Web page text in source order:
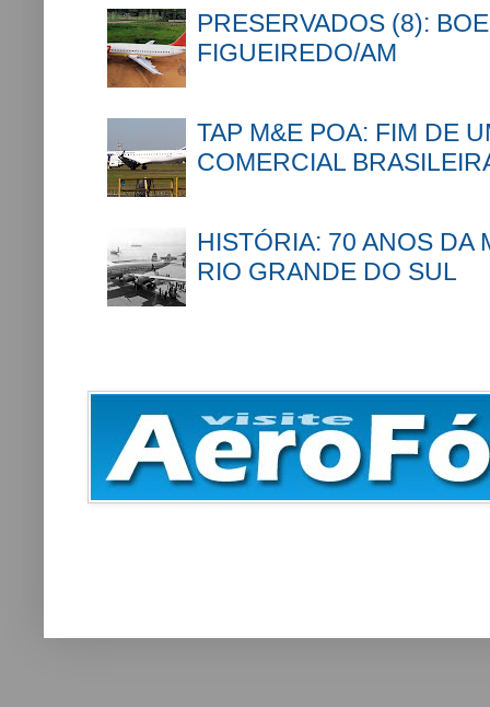
PRESERVADOS (8):
FIGUEIREDO/AM
TAP M&E POA: FIM DE
COMERCIAL
HISTÓRIA: 70 ANOS DA
RIO GRANDE DO SUL